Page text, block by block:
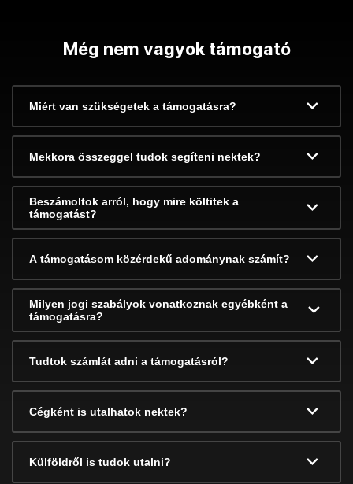
Még nem vagyok támogató
Miért van szükségetek a támogatásra?
Mekkora összeggel tudok segíteni nektek?
Beszámoltok arról, hogy mire költitek a
támogatást?
A támogatásom közérdekű adománynak számít?
Milyen jogi szabályok vonatkoznak egyébként a
támogatásra?
Tudtok számlát adni a támogatásról?
Cégként is utalhatok nektek?
Külföldről is tudok utalni?